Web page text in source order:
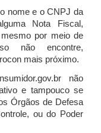
nome e o CNPJ da
Nota Fiscal,
por meio de
não encontre,
mais próximo.
não
e tampouco se
Órgãos de Defesa
ou do Poder